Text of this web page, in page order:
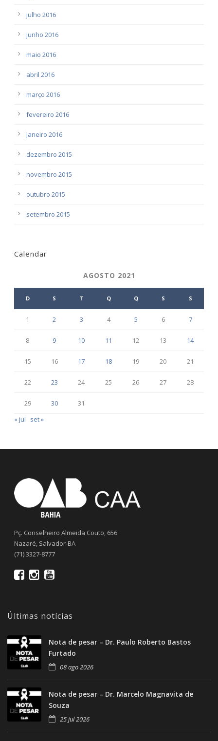
julho 2016
junho 2016
maio 2016
abril 2016
março 2016
fevereiro 2016
janeiro 2016
dezembro 2015
novembro 2015
outubro 2015
setembro 2015
Calendar
AGOSTO 2021
D S T Q Q S S
1 2 3 4 5 6 7
8 9 10 11 12 13 14
15 16 17 18 19 20 21
22 23 24 25 26 27 28
29 30
31
« jul
set »
Pç. Conselheiro Almeida Couto, 656
Nazaré, Salvador-BA
(71) 3327-8777
Últimas notícias
Nota de pesar – Dr. Paulo Roberto Bastos
Furtado
08 ago 2026
Nota de pesar – Dr. Marcelo Magnavita de
Souza
25 jul 2026